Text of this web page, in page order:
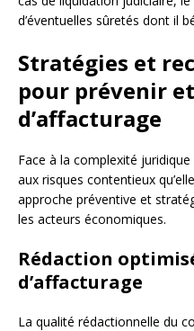
d’éventuelles sûretés dont il
Stratégies et
pour prévenir
d’affacturage
Face à la complexité
aux risques contentieux
approche préventive et
les acteurs économiques.
Rédaction
d’affacturage
La qualité rédactionnelle du